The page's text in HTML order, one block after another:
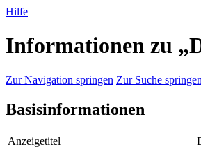
Hilfe
Informationen zu
Zur Navigation springen Zur Suche springen
Basisinformationen
Anzeigetitel